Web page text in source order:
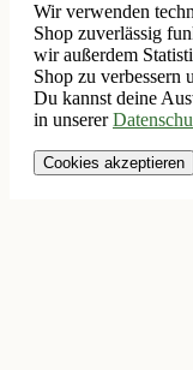
Wir verwenden
Shop zuverlässig
wir außerdem
Shop zu verbessern
Du kannst deine
in unserer
Cookies akzeptieren